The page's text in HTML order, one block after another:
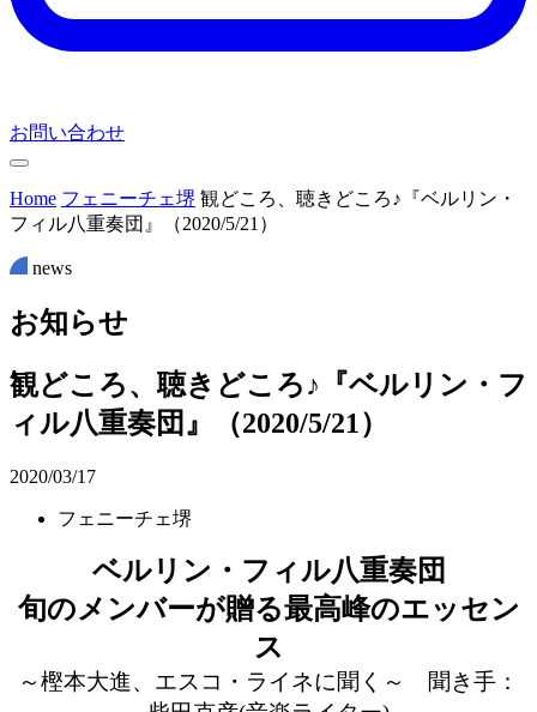
お問い合わせ
Home フェニーチェ堺 観どころ、聴きどころ♪『ベルリン・
フィル八重奏団』（2020/5/21）
news
お知らせ
観どころ、聴きどころ♪『ベルリン・フ
ィル八重奏団』（2020/5/21）
2020/03/17
フェニーチェ堺
ベルリン・フィル八重奏団
旬のメンバーが贈る最高峰のエッセン
ス
～樫本大進、エスコ・ライネに聞く～ 聞き手：